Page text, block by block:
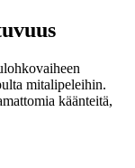
mitalipeleihin.
käänteitä,